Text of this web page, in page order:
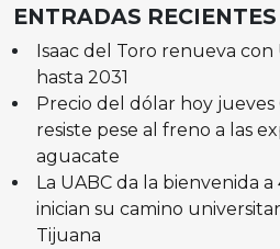
ENTRADAS RECIENTES
Isaac del Toro renueva con
hasta 2031
Precio del dólar hoy jueves
resiste pese al freno a las
aguacate
La UABC da la bienvenida
inician su camino
Tijuana